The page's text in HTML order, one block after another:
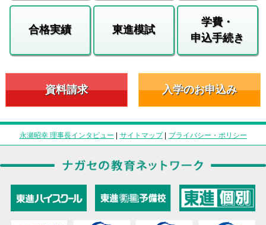
合格実績 東進模試
学費・
申込手続き
資料請求 入学のお申込み
永瀬昭幸 理事長インタビュー | サイトマップ| プライバシー・ポリシー